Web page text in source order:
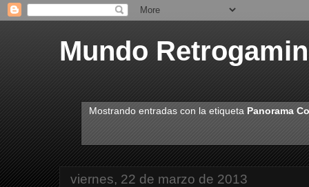
Mundo
Mostrando entradas con la etiqueta Panorama
viernes, 22 de marzo de 2013